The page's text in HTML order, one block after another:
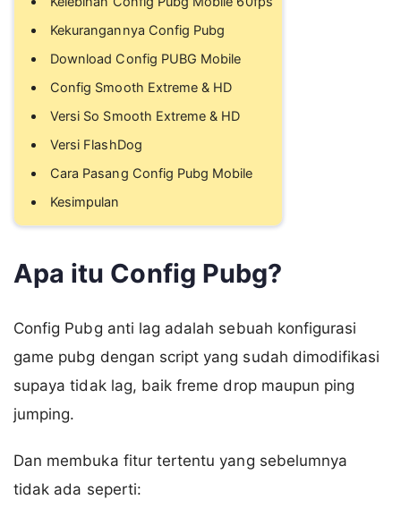
Kekurangannya Config Pubg
Download Config PUBG Mobile
Config Smooth Extreme & HD
Versi So Smooth Extreme & HD
Versi FlashDog
Cara Pasang Config Pubg Mobile
Kesimpulan
Apa itu Config Pubg?
Config Pubg anti lag adalah sebuah konfigurasi
game pubg dengan script yang sudah dimodifikasi
supaya tidak lag, baik freme drop maupun ping
jumping.
Dan membuka fitur tertentu yang sebelumnya
tidak ada seperti: